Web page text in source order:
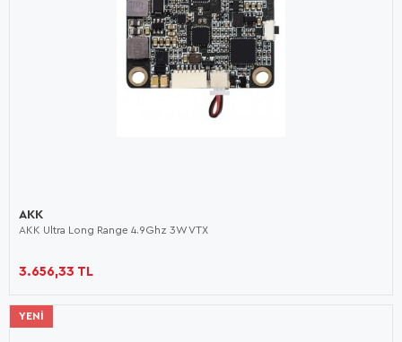
AKK
AKK Ultra Long Range 4.9Ghz 3W VTX
3.656,33 TL
YENI